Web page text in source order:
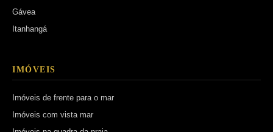
Gávea
Itanhangá
IMÓVEIS
Imóveis de frente para o mar
Imóveis com vista mar